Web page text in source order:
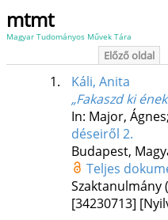
mtmt
Magyar Tudományos Művek Tára
Előző oldal
1.
Káli, Anita
„Fakaszd ki
In: Major,
dé­se­i­ről 2.
Budapest,
Teljes
Szaktanulmány
[34230713]